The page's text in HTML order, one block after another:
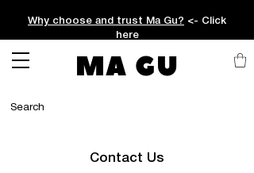
Why choose and trust Ma Gu? <- Click
here
MA GU
Contact Us